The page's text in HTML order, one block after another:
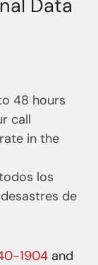
Data
48 hours
call
in the
los
de
1904 and